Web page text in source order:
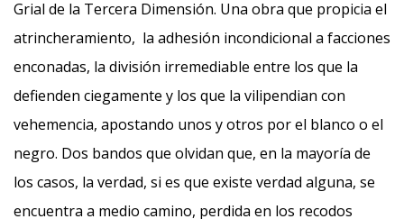
Grial de la Tercera Dimensión. Una obra que propicia el
atrincheramiento, la adhesión incondicional a facciones
enconadas, la división irremediable entre los que la
defienden ciegamente y los que la vilipendian con
vehemencia, apostando unos y otros por el blanco o el
negro. Dos bandos que olvidan que, en la mayoría de
los casos, la verdad, si es que existe verdad alguna, se
encuentra a medio camino, perdida en los recodos